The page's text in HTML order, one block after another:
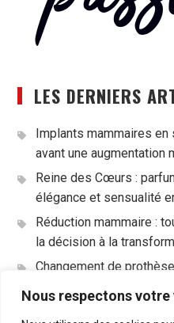
Nous respectons votre
LES DERNIERS
Implants mammaires en
avant une augmentation
Reine des Cœurs :
élégance et sensualité
Réduction mammaire :
la décision à la
Changement de